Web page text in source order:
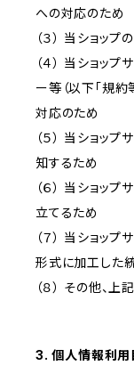
への対応のため
（３） 当ショッ
（４） 当ショッ
ー等（以下「規約
対応のため
（５） 当ショッ
知するため
（６） 当ショッ
立てるため
（７） 当ショッ
形式に加工した
（８） その他、
3. 個人情報利用